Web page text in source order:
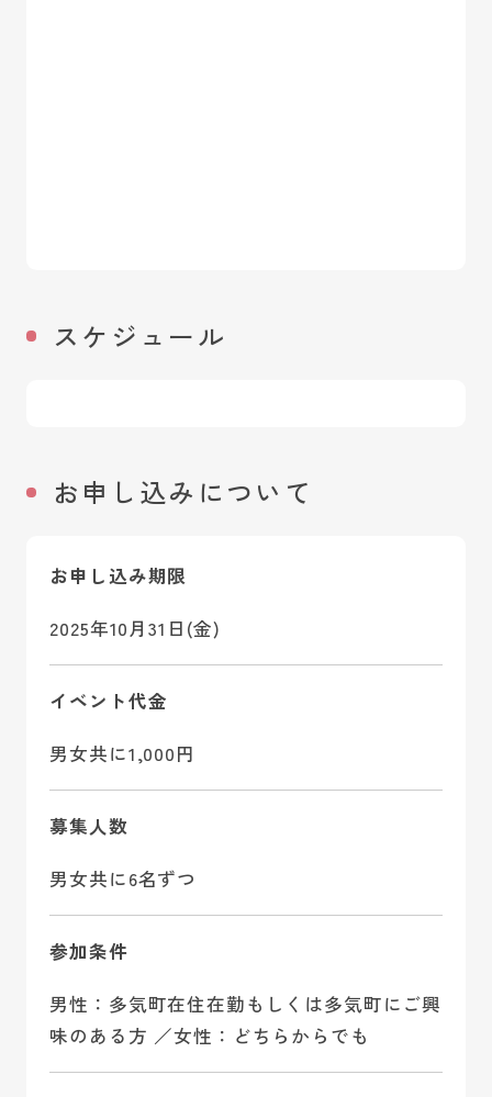
スケジュール
お申し込みについて
お申し込み期限
2025年10月31日(金)
イベント代金
男女共に1,000円
募集人数
男女共に6名ずつ
参加条件
男性：多気町在住在勤もしくは多気町にご興
味のある方 ／女性：どちらからでも